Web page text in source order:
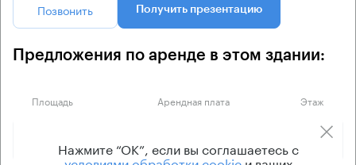
Позвонить Получить презентацию
Предложения по аренде в этом здании:
Площадь Арендная плата Этаж
8
Нажмите “ОК”, если вы соглашаетесь с